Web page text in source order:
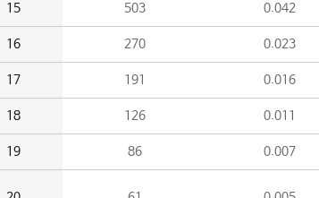
15 503 0.042
16 270 0.023
17 191 0.016
18 126 0.011
19 86 0.007